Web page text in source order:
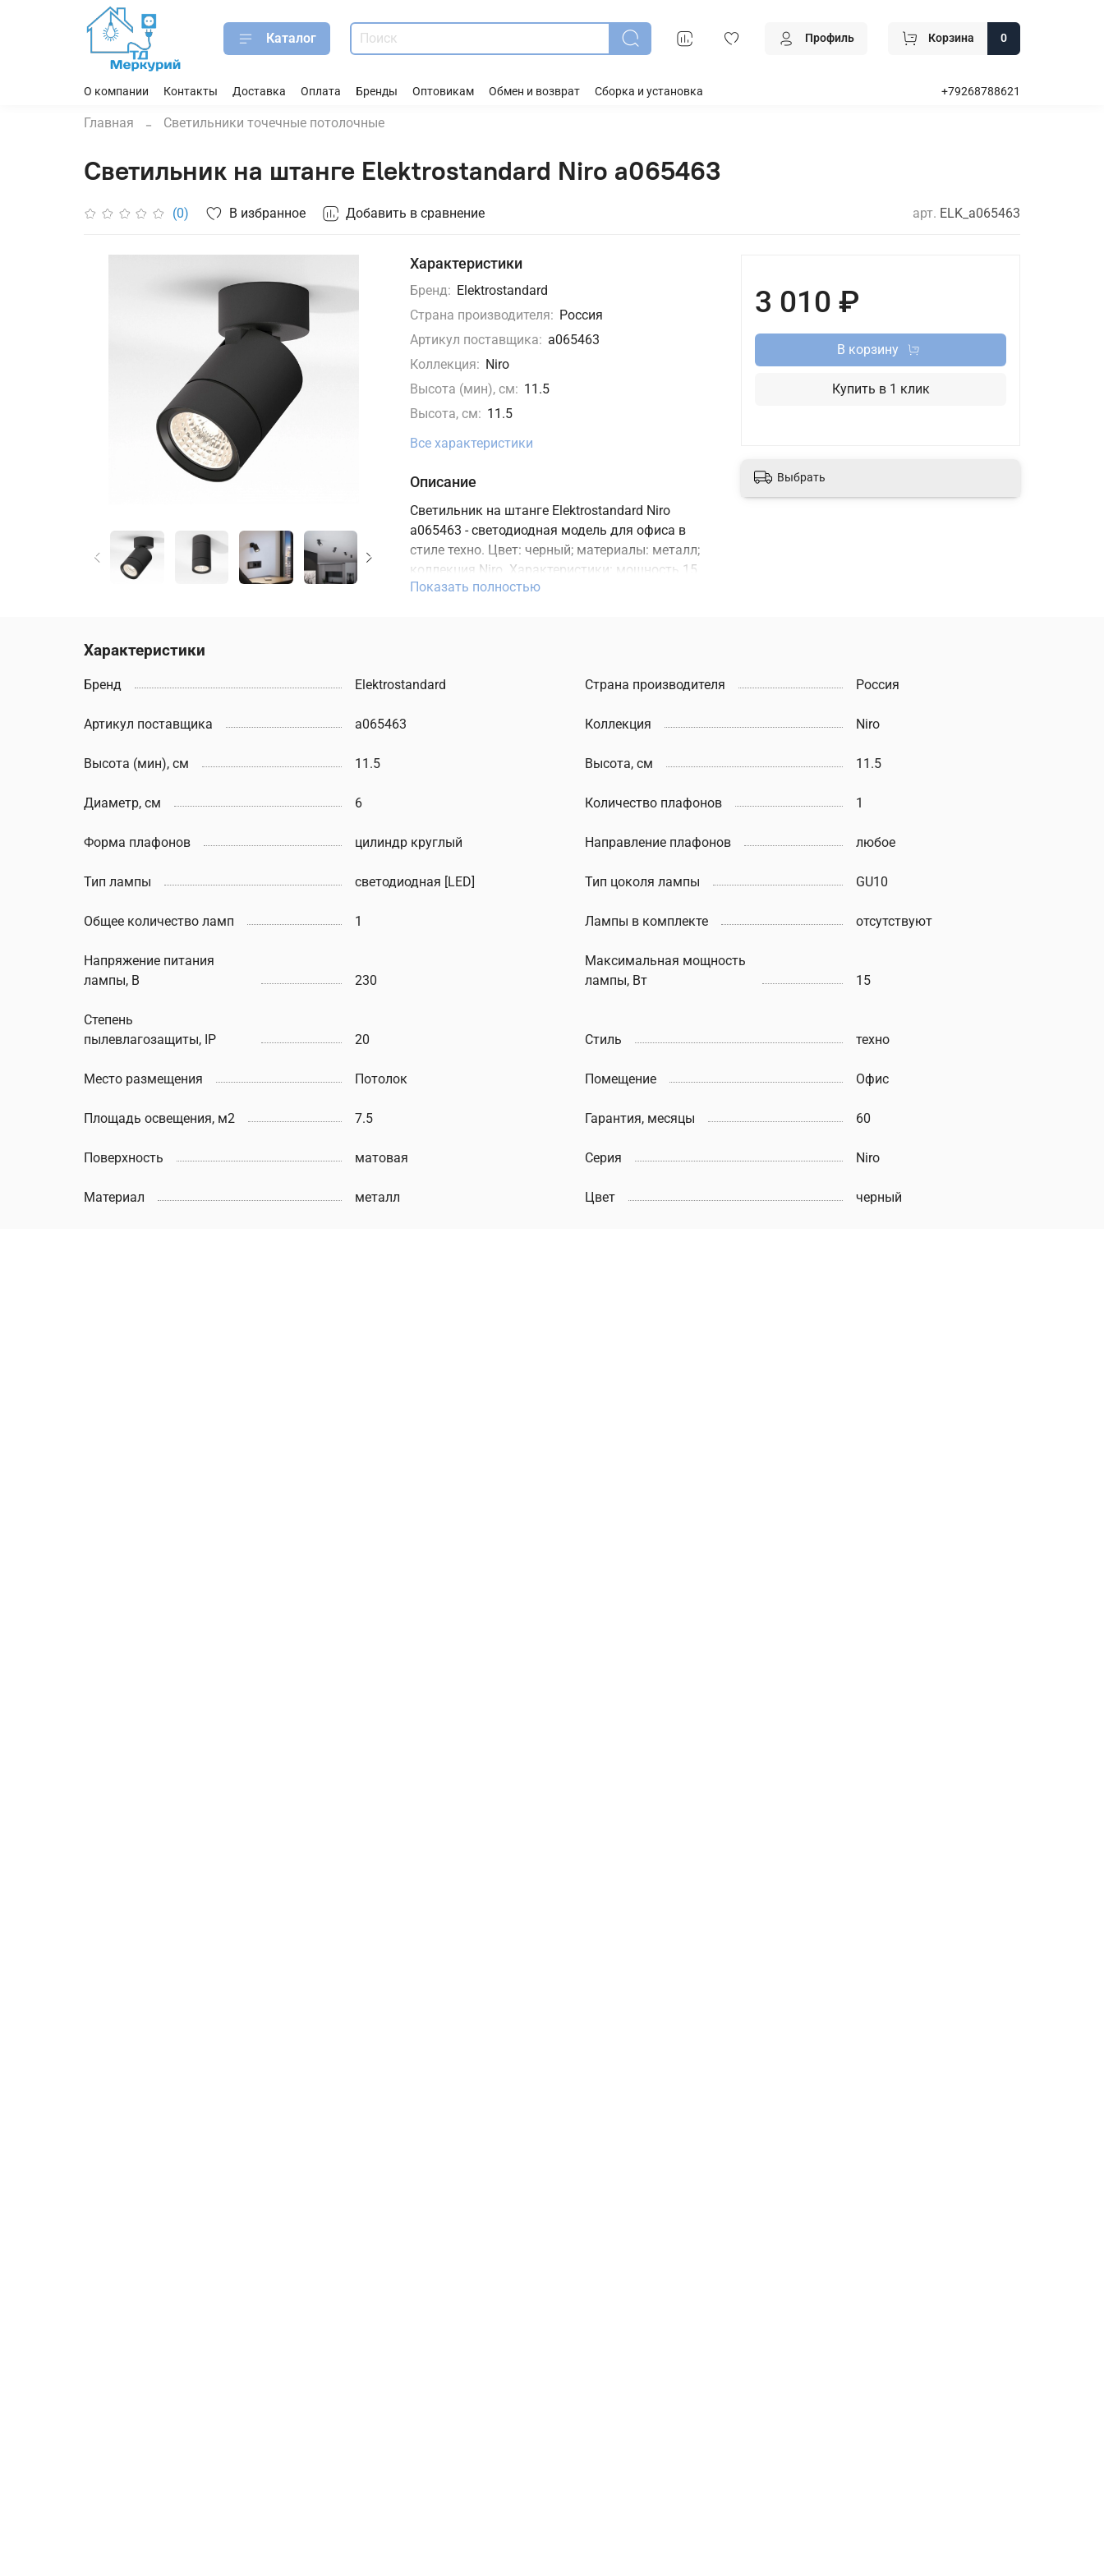
Каталог Профиль Корзина 0
О компании Контакты Доставка Оплата Бренды Оптовикам Обмен и возврат Сборка и установка +79268788621
Главная Светильники точечные потолочные
Светильник на штанге Elektrostandard Niro a065463
(0) В избранное Добавить в сравнение арт. ELK_a065463
Характеристики
Бренд: Elektrostandard
Страна производителя: Россия
Артикул поставщика: a065463
Коллекция: Niro
Высота (мин), см: 11.5
Высота, см: 11.5
Все характеристики
Описание
Светильник на штанге Elektrostandard Niro
a065463 - светодиодная модель для офиса в
стиле техно. Цвет: черный; материалы: металл;
коллекция Niro. Характеристики: мощность 15
Вт, освещение зоны до 7,5 м2, цоколь GU10,
Петербургу и России и актуальной ценой на
Показать полностью
3 010 ₽
В корзину
Купить в 1 клик
Выбрать
Характеристики
Бренд Elektrostandard Страна производителя Россия
Артикул поставщика a065463 Коллекция Niro
Высота (мин), см 11.5 Высота, см 11.5
Диаметр, см 6 Количество плафонов 1
Форма плафонов цилиндр круглый Направление плафонов любое
Тип лампы светодиодная [LED] Тип цоколя лампы GU10
Общее количество ламп 1 Лампы в комплекте отсутствуют
Напряжение питания
лампы, В
230
Максимальная мощность
лампы, Вт
15
Степень
пылевлагозащиты, IP
20 Стиль техно
Место размещения Потолок Помещение Офис
Площадь освещения, м2 7.5 Гарантия, месяцы 60
Поверхность матовая Серия Niro
Материал металл Цвет черный